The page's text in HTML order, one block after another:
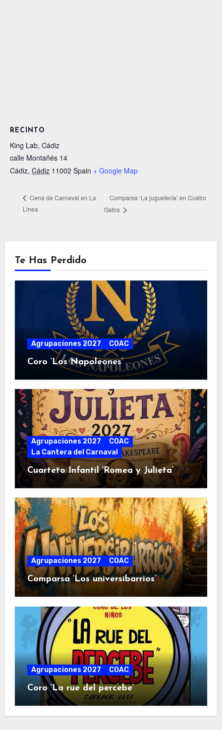
RECINTO
King Lab, Cádiz
calle Montañés 14
Cádiz, Cádiz 11002 Spain + Google Map
Cena de Carnaval en La
Linea
Comparsa ‘La juguetería’ en Cuatro
Gatos
Te Has Perdido
Agrupaciones 2027 COAC
Coro ‘Los Napoleones’
Agrupaciones 2027
COAC
La Cantera del Carnaval
Cuarteto Infantil ‘Romea y Julieta’
Agrupaciones 2027 COAC
Comparsa ‘Los universibarrios’
Agrupaciones 2027 COAC
Coro ‘La rue del percebe’